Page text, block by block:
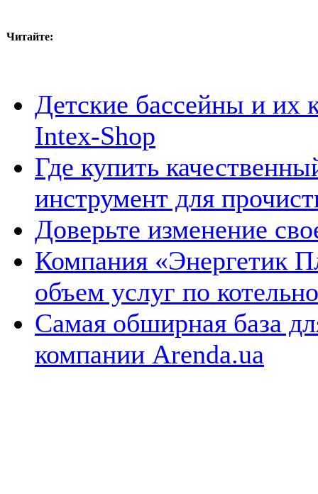
Читайте:
Детские бассейны и их
Intex-Shop
Где купить
инструмент для
Доверьте изменение
Компания «Энергетик
объем услуг по
Самая обширная база
компании Arenda.ua